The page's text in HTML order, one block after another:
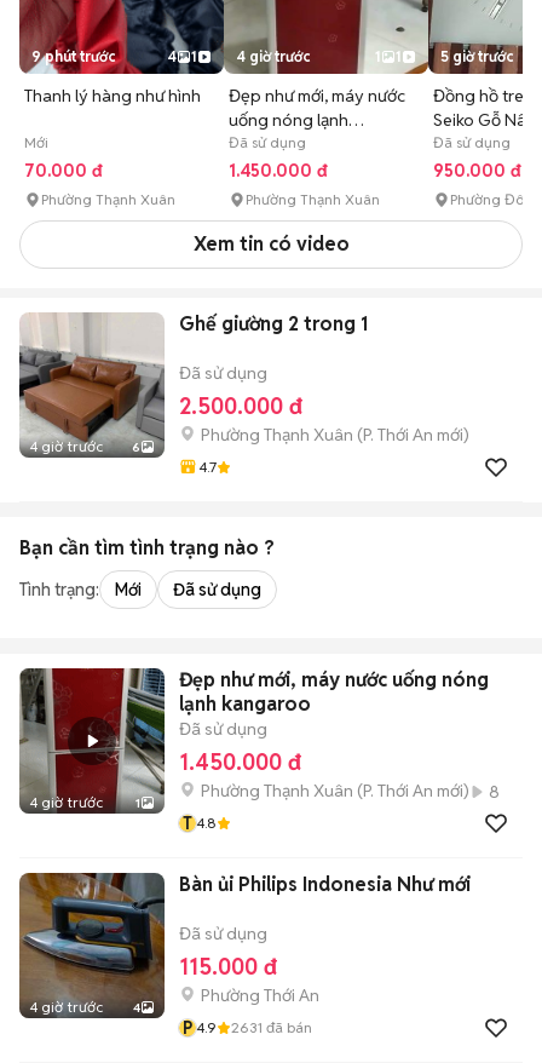
9 phút trước 4 1
Thanh lý hàng như hình
Mới
70.000 đ
Phường Thạnh Xuân
4 giờ trước 1 1
Đẹp như mới, máy nước
uống nóng lạnh
kangaroo
Đã sử dụng
1.450.000 đ
Phường Thạnh Xuân
5 giờ trước
Đồng hồ treo
Seiko Gỗ Nâu
Đã sử dụng
950.000 đ
Phường
Xem tin có video
4 giờ trước 6
Ghế giường 2 trong 1
Đã sử dụng
2.500.000 đ
Phường Thạnh Xuân (P. Thới An mới)
4.7
Bạn cần tìm tình trạng nào ?
Tình trạng: Mới Đã sử dụng
4 giờ trước 1
Đẹp như mới, máy nước uống nóng
lạnh kangaroo
Đã sử dụng
1.450.000 đ
Phường Thạnh Xuân (P. Thới An mới)
8
T 4.8
4 giờ trước 4
Bàn ủi Philips Indonesia Như mới
Đã sử dụng
115.000 đ
Phường Thới An
P 4.9 2631 đã bán